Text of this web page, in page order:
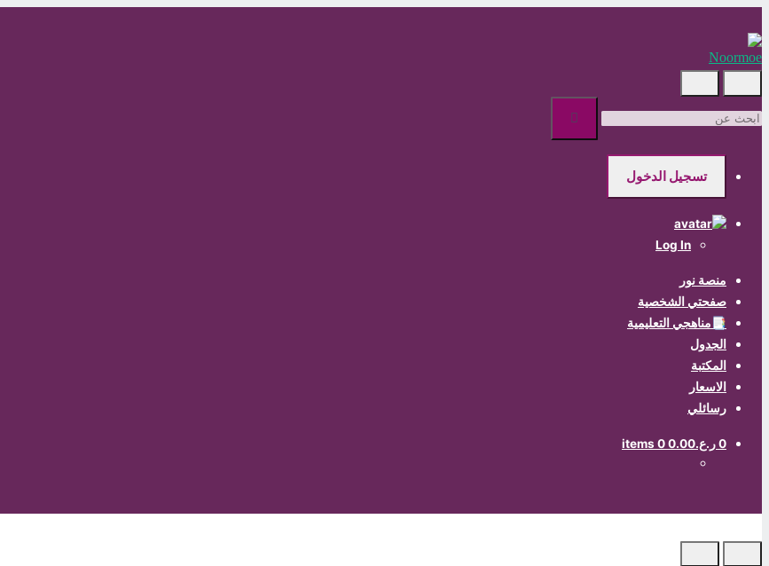
to
main
عن
تسجيل الدخول
Log In
منصة نور
صفحتي الشخصية
📑مناهجي التعليمية
الجدول
المكتبة
الاسعار
رسائلي
0ر.ع.0.00 0 items